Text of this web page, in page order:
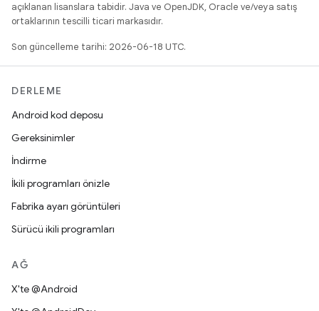
açıklanan lisanslara tabidir. Java ve OpenJDK, Oracle ve/veya satış
ortaklarının tescilli ticari markasıdır.
Son güncelleme tarihi: 2026-06-18 UTC.
DERLEME
Android kod deposu
Gereksinimler
İndirme
İkili programları önizle
Fabrika ayarı görüntüleri
Sürücü ikili programları
AĞ
X'te @Android